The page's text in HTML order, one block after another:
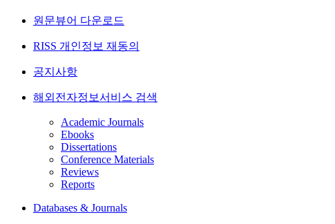
원문뷰어 다운로드
RISS 개인정보 재동의
공지사항
해외전자정보서비스 검색
Academic Journals
Ebooks
Dissertations
Conference Materials
Reviews
Reports
Databases & Journals